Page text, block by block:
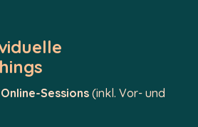
Sessions(inkl. Vor- und